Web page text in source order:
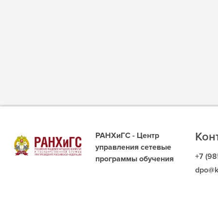
РАНХиГС - Центр
управления сетевые
программы обучения
+7